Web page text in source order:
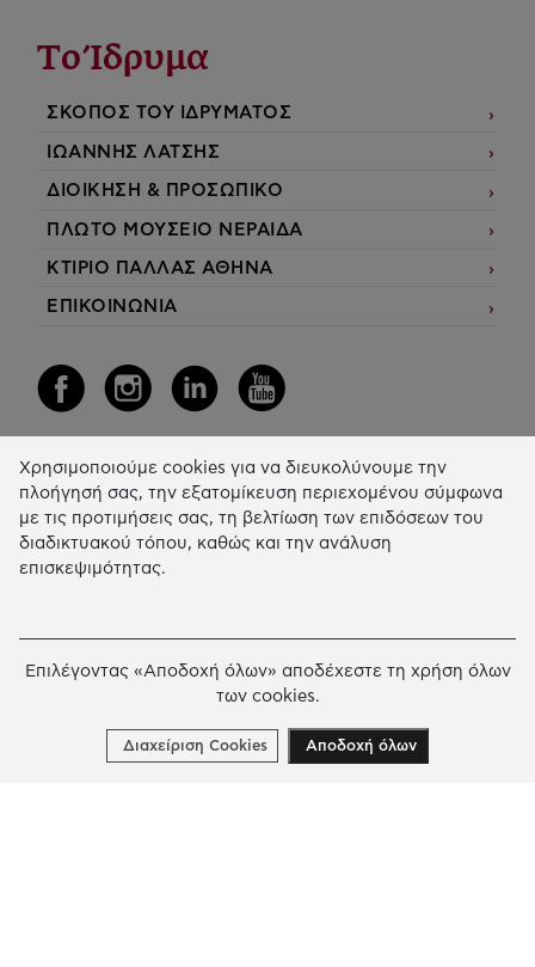
Το Ίδρυμα
ΣΚΟΠΟΣ ΤΟΥ ΙΔΡΥΜΑΤΟΣ
ΙΩΑΝΝΗΣ ΛΑΤΣΗΣ
ΔΙΟΙΚΗΣΗ & ΠΡΟΣΩΠΙΚΟ
ΠΛΩΤΟ ΜΟΥΣΕΙΟ ΝΕΡΑΙΔΑ
ΚΤΙΡΙΟ ΠΑΛΛΑΣ ΑΘΗΝΑ
ΕΠΙΚΟΙΝΩΝΙΑ
Η Δράση μας
ΕΚΠΑIΔΕΥΣΗ & ΑΝΑΠΤΥΞΗ ΔΕΞΙΟΤΗΤΩΝ
ΚΑΙΝΟΤΟΜΙΑ & ΒΙΩΣΙΜΗ ΑΝΑΠΤΥΞΗ
ΧΡΗΜΑΤΟΔΟΤΗΣΕΙΣ
Χρησιμοποιούμε cookies για να διευκολύνουμε την
πλοήγησή σας, την εξατομίκευση περιεχομένου σύμφωνα
με τις προτιμήσεις σας, τη βελτίωση των επιδόσεων του
διαδικτυακού τόπου, καθώς και την ανάλυση
επισκεψιμότητας.
Επιλέγοντας «Αποδοχή όλων» αποδέχεστε τη χρήση όλων
των cookies.
Διαχείριση Cookies Αποδοχή όλων